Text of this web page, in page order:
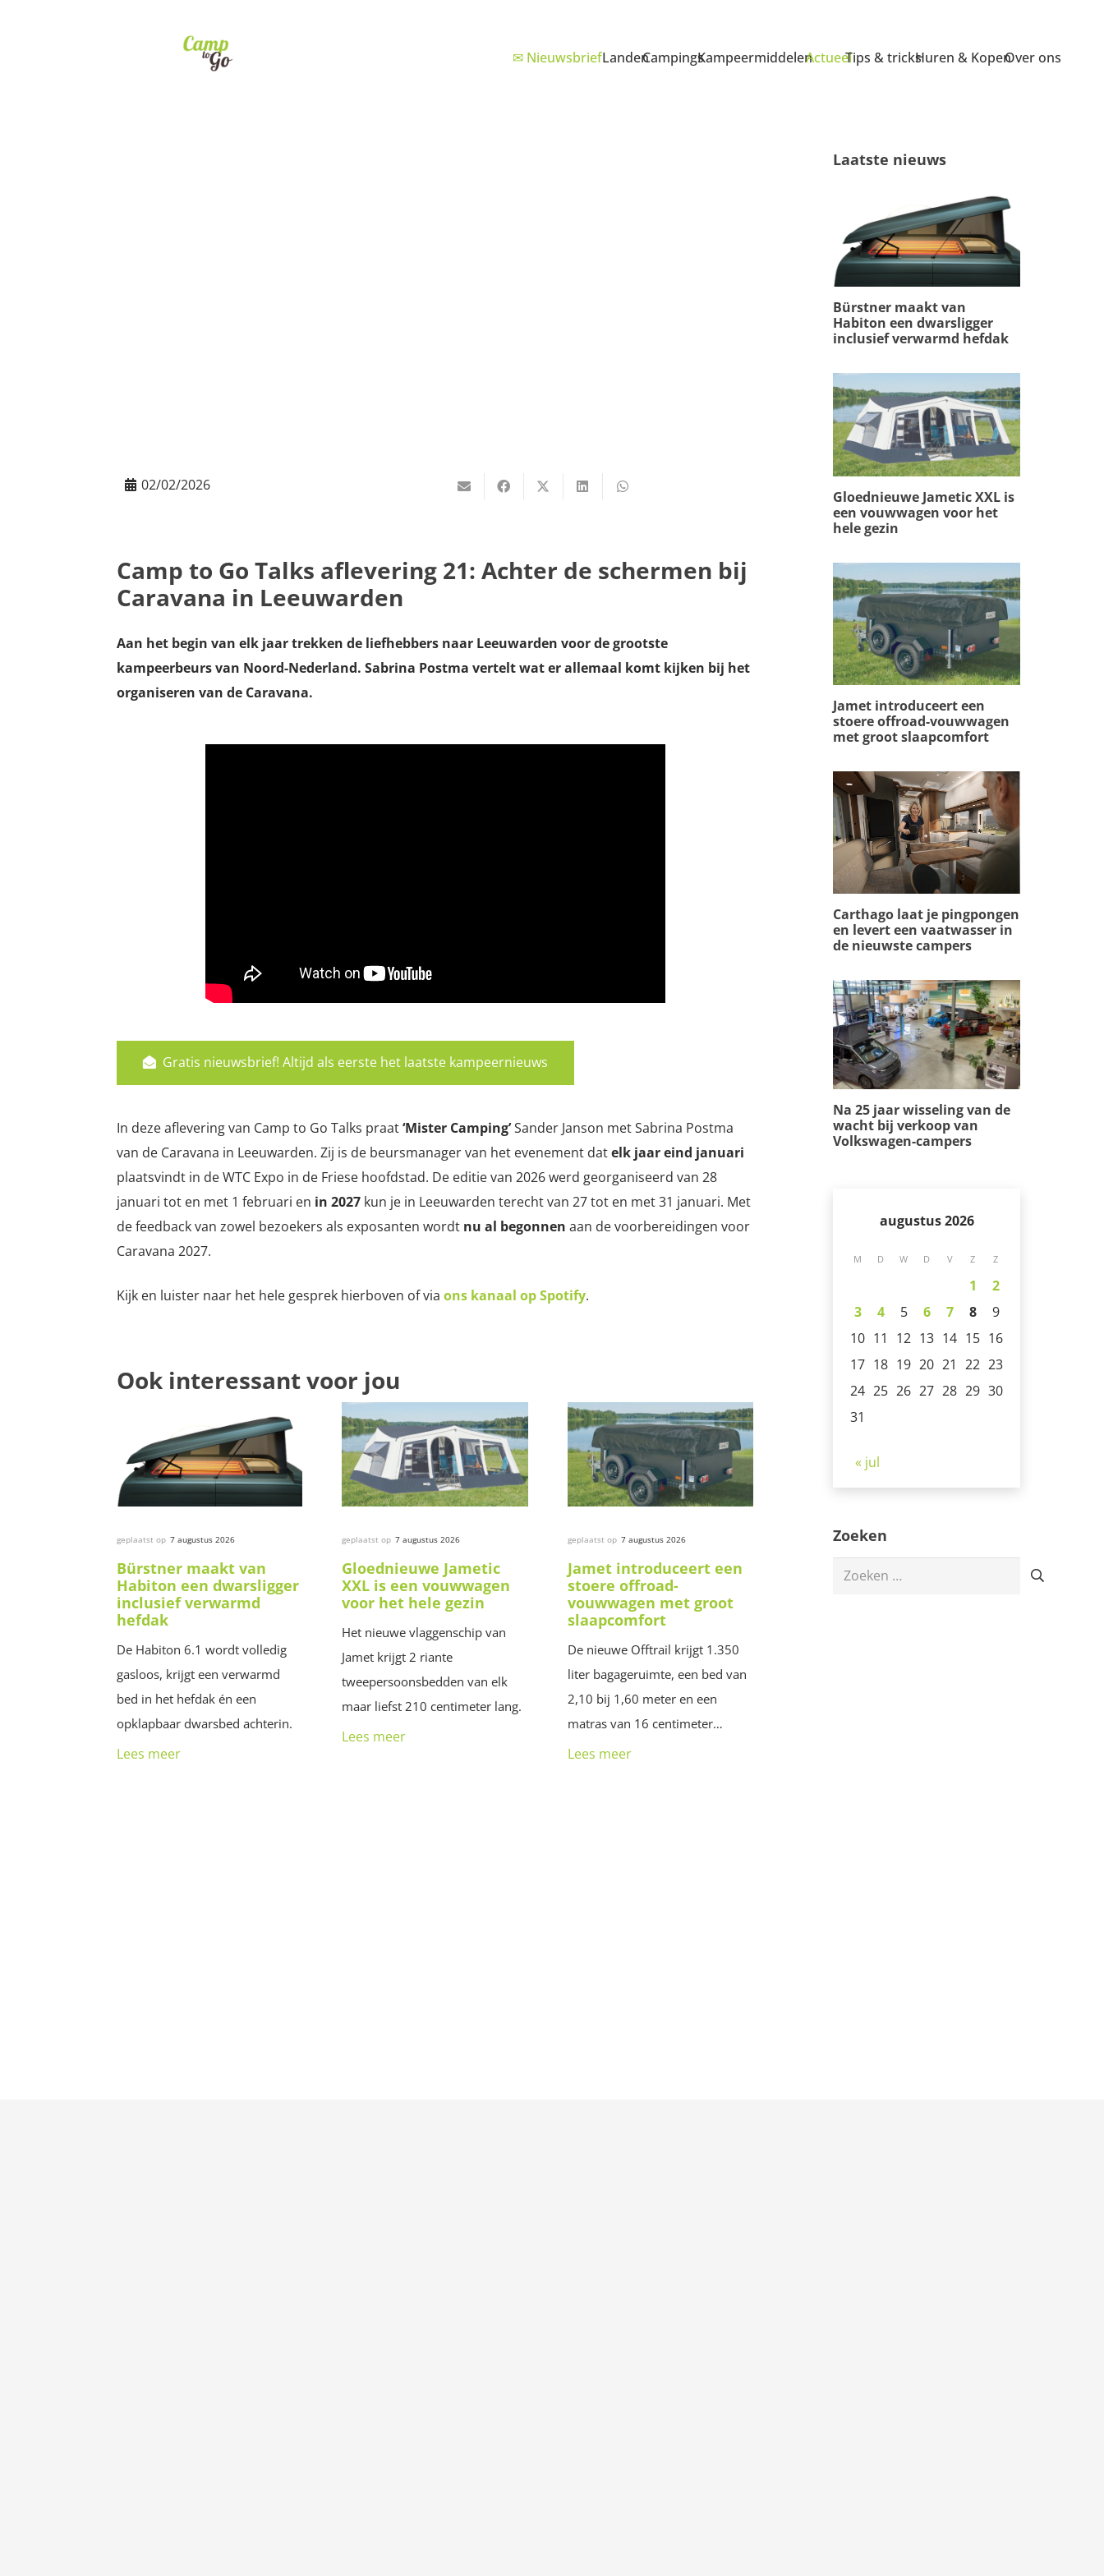
✉ NieuwsbriefLandenCampingsKampeermiddelenActueelTips & tricksHuren & KopenOver ons
02/02/2026
Camp to Go Talks aflevering 21: Achter de schermen bij
Caravana in Leeuwarden
Aan het begin van elk jaar trekken de liefhebbers naar Leeuwarden voor de grootste
kampeerbeurs van Noord-Nederland. Sabrina Postma vertelt wat er allemaal komt kijken bij het
organiseren van de Caravana.
Gratis nieuwsbrief! Altijd als eerste het laatste kampeernieuws
In deze aflevering van Camp to Go Talks praat‘Mister Camping’Sander Janson met Sabrina Postma
van de Caravana in Leeuwarden. Zij is de beursmanager van het evenement datelk jaar eind januari
plaatsvindt in de WTC Expo in de Friese hoofdstad. De editie van 2026 werd georganiseerd van 28
januari tot en met 1 februari en in 2027 kun je in Leeuwarden terecht van 27 tot en met 31 januari. Met
de feedback van zowel bezoekers als exposanten wordt nu al begonnen aan de voorbereidingen voor
Caravana 2027.
Kijk en luister naar het hele gesprek hierboven of via ons kanaal op Spotify.
Ook interessant voor jou
geplaatst op 7 augustus 2026
Bürstner maakt van
Habiton een dwarsligger
inclusief verwarmd
hefdak
De Habiton 6.1 wordt volledig
gasloos, krijgt een verwarmd
bed in het hefdak én een
opklapbaar dwarsbed achterin.
Lees meer
geplaatst op 7 augustus 2026
Gloednieuwe Jametic
XXL is een vouwwagen
voor het hele gezin
Het nieuwe vlaggenschip van
Jamet krijgt 2 riante
tweepersoonsbedden van elk
maar liefst 210 centimeter lang.
Lees meer
geplaatst op 7 augustus 2026
Jamet introduceert een
stoere offroad-
vouwwagen met groot
slaapcomfort
De nieuwe Offtrail krijgt 1.350
liter bagageruimte, een bed van
2,10 bij 1,60 meter en een
matras van 16 centimeter…
Lees meer
Laatste nieuws
Bürstner maakt van
Habiton een dwarsligger
inclusief verwarmd hefdak
Gloednieuwe Jametic XXL is
een vouwwagen voor het
hele gezin
Jamet introduceert een
stoere offroad-vouwwagen
met groot slaapcomfort
Carthago laat je pingpongen
en levert een vaatwasser in
de nieuwste campers
Na 25 jaar wisseling van de
wacht bij verkoop van
Volkswagen-campers
augustus 2026
M D W D V Z Z
1
2
3
4 5 6 7 8
9
10 11 12 13 14 15 16
17 18 19 20 21 22 23
24 25 26 27 28 29 30
31
« jul
Zoeken
Zoeken